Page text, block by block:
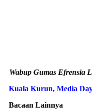
Wabup Gumas Efrensia
Kuala Kurun, Media
Bacaan Lainnya